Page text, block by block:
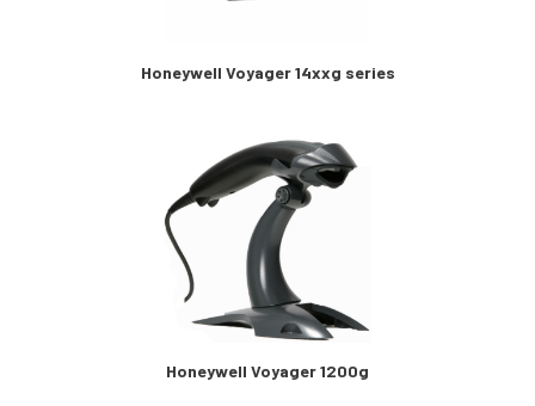
Honeywell Voyager 14xxg series
Honeywell Voyager 1200g